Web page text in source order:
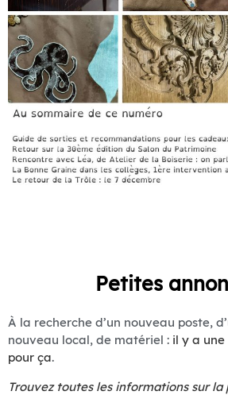
Petites
À la recherche d’un nouveau poste,
nouveau local, de matériel : il y a
pour ça.
Trouvez toutes les informations sur la